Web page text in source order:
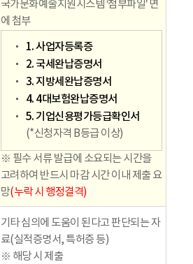
국가문화예술지원시스템 ‘첨부파일’ 면
에 첨부
1. 사업자등록증
2. 국세완납증명서
3. 지방세완납증명서
4. 4대보험완납증명서
5. 기업신용평가등급확인서
(*신청자격 B등급 이상)
※ 필수 서류 발급에 소요되는 시간을
고려하여 반드시 마감 시간 이내 제출 요
망(누락 시 행정결격)
기타 심의에 도움이 된다고 판단되는 자
료(실적증명서, 특허증 등)
※ 해당 시 제출